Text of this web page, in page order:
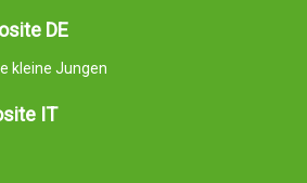
DE
kleine Jungen
IT